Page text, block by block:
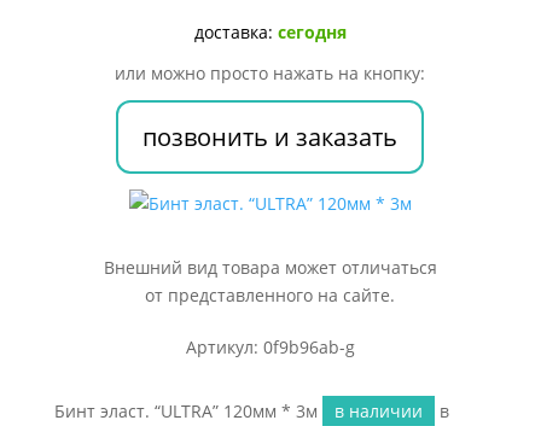
*
доставка: сегодня
или можно просто нажать на кнопку:
позвонить и заказать
Внешний вид товара может отличаться
от представленного на сайте.
Артикул: 0f9b96ab-g
Бинт эласт. “ULTRA” 120мм * 3м в наличии
в